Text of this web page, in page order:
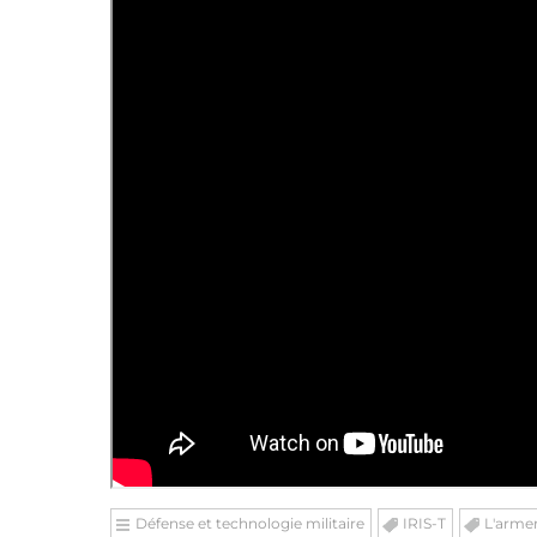
Défense et technologie militaire IRIS-T